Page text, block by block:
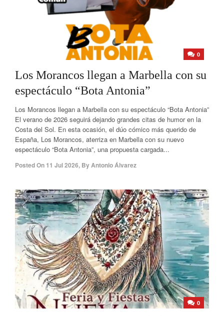
0
Los Morancos llegan a Marbella con su
espectáculo “Bota Antonia”
Los Morancos llegan a Marbella con su espectáculo “Bota Antonia”
El verano de 2026 seguirá dejando grandes citas de humor en la
Costa del Sol. En esta ocasión, el dúo cómico más querido de
España, Los Morancos, aterriza en Marbella con su nuevo
espectáculo “Bota Antonia”, una propuesta cargada...
Posted On 11 Jul 2026, ByAntonio Álvarez
0